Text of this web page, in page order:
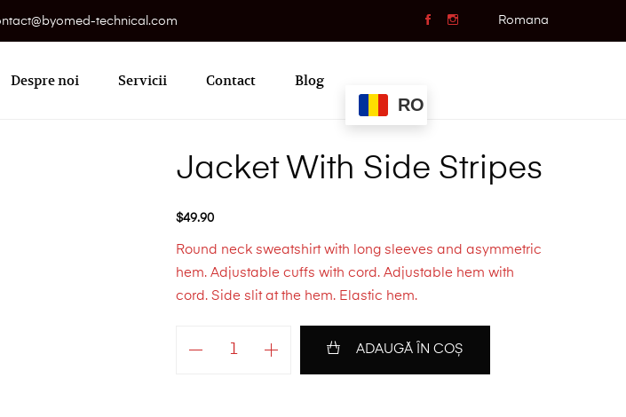
technical.com Romana
Despre noi Servicii Contact Blog
RO
Jacket With Side Stripes
$49.90
Round neck sweatshirt with long sleeves and asymmetric
hem. Adjustable cuffs with cord. Adjustable hem with
cord. Side slit at the hem. Elastic hem.
ADAUGĂ ÎN COȘ